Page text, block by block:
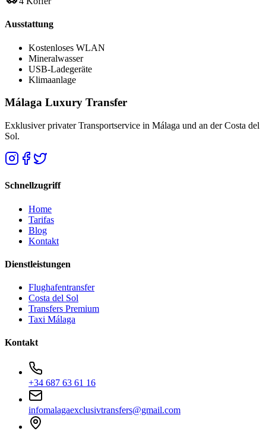
Ausstattung
Kostenloses WLAN
Mineralwasser
USB-Ladegeräte
Klimaanlage
Málaga Luxury Transfer
Exklusiver privater Transportservice in Málaga und an der Costa del
Sol.
Schnellzugriff
Home
Tarifas
Blog
Kontakt
Dienstleistungen
Flughafentransfer
Costa del Sol
Transfers Premium
Taxi Málaga
Kontakt
+34 687 63 61 16
infomalagaexclusivtransfers@gmail.com